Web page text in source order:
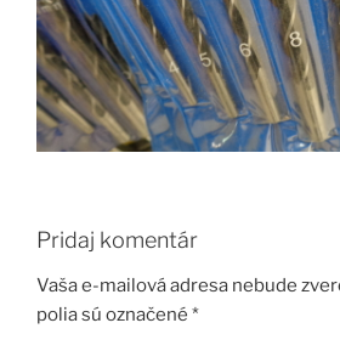
Pridaj komentár
Vaša e-mailová adresa nebude
polia sú označené *